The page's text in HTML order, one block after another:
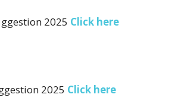
2025 Click here
2025 Click here